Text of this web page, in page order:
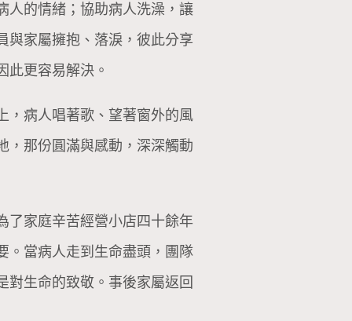
人的情緒；協助病人洗澡，讓
與家屬擁抱、落淚，彼此分享
此更容易解決。
，病人唱著歌、望著窗外的風
，那份圓滿與感動，深深觸動
了家庭辛苦經營小店四十餘年
。當病人走到生命盡頭，團隊
對生命的致敬。事後家屬返回